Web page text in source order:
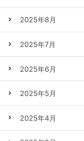
2025年8月
2025年7月
2025年6月
2025年5月
2025年4月